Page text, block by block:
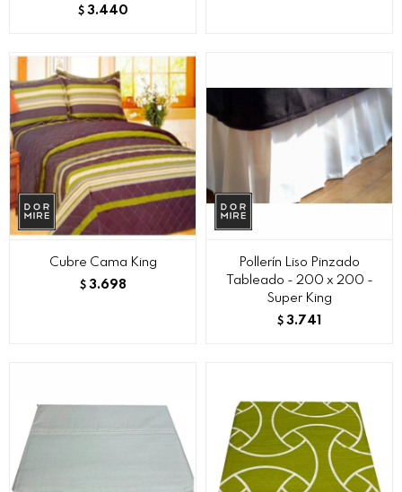
$ 3.440
Cubre Cama King
$ 3.698
Pollerín Liso Pinzado
Tableado - 200 x 200 -
Super King
$ 3.741